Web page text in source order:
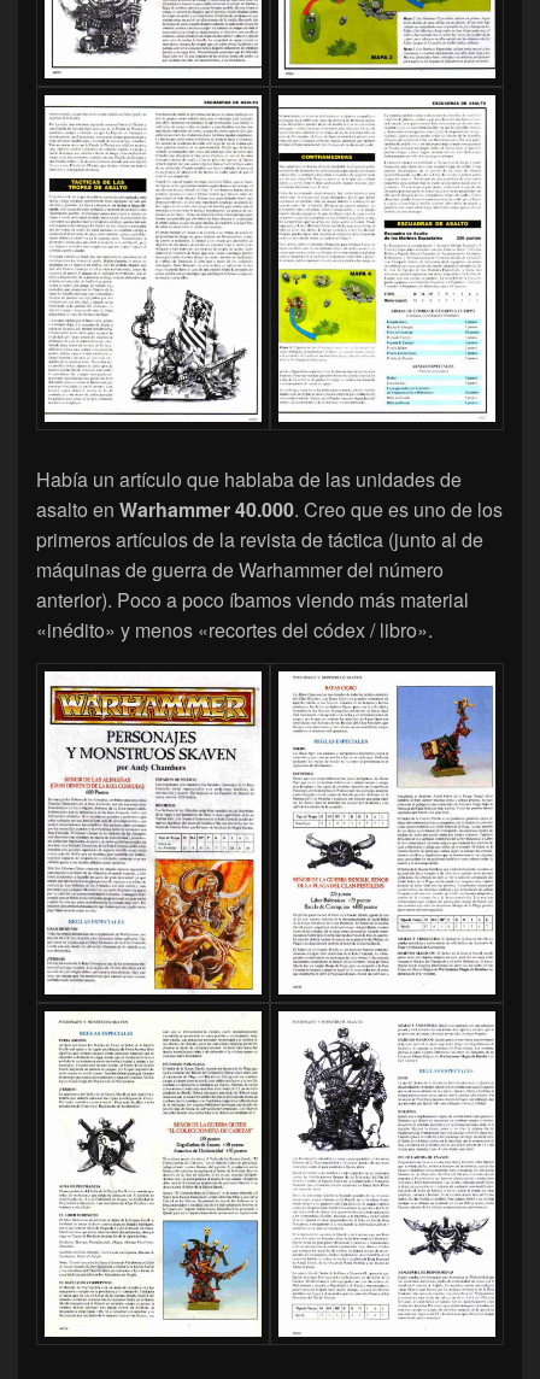
Había un artículo que hablaba de las unidades de
asalto en Warhammer 40.000. Creo que es uno de los
primeros artículos de la revista de táctica (junto al de
máquinas de guerra de Warhammer del número
anterior). Poco a poco íbamos viendo más material
«inédito» y menos «recortes del códex / libro».